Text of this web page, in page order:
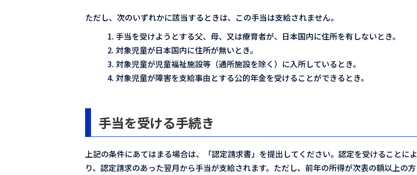
ただし、次のいずれかに該当するときは、この手当は支給されません。
手当を受けようとする父、母、又は療育者が、日本国内に住所を有しないとき。
対象児童が日本国内に住所が無いとき。
対象児童が児童福祉施設等（通所施設を除く）に入所しているとき。
対象児童が障害を支給事由とする公的年金を受けることができるとき。
手当を受ける手続き
上記の条件にあてはまる場合は、「認定請求書」を提出してください。認定を受けることによ
り、認定請求のあった翌月から手当が支給されます。ただし、前年の所得が次表の額以上の方